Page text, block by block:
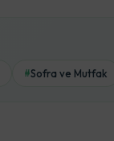
#Sofra ve Mutfak